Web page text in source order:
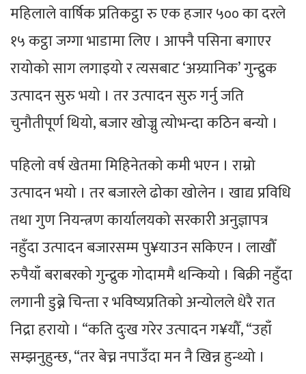
महिलाले वार्षिक प्रतिकट्ठा रु एक हजार ५०० का दरले
१५ कट्ठा जग्गा भाडामा लिए । आफ्नै पसिना बगाएर
रायोको साग लगाइयो र त्यसबाट ‘अग्र्यानिक’ गुन्द्रुक
उत्पादन सुरु भयो । तर उत्पादन सुरु गर्नु जति
चुनौतीपूर्ण थियो, बजार खोज्नु त्योभन्दा कठिन बन्यो ।
पहिलो वर्ष खेतमा मिहिनेतको कमी भएन । राम्रो
उत्पादन भयो । तर बजारले ढोका खोलेन । खाद्य प्रविधि
तथा गुण नियन्त्रण कार्यालयको सरकारी अनुज्ञापत्र
नहुँदा उत्पादन बजारसम्म पु¥याउन सकिएन । लाखौँ
रुपैयाँ बराबरको गुन्द्रुक गोदाममै थन्कियो । बिक्री नहुँदा
लगानी डुब्ने चिन्ता र भविष्यप्रतिको अन्योलले धेरै रात
निद्रा हरायो । “कति दुःख गरेर उत्पादन ग¥यौँ, “उहाँ
सम्झनुहुन्छ, “तर बेच्न नपाउँदा मन नै खिन्न हुन्थ्यो ।